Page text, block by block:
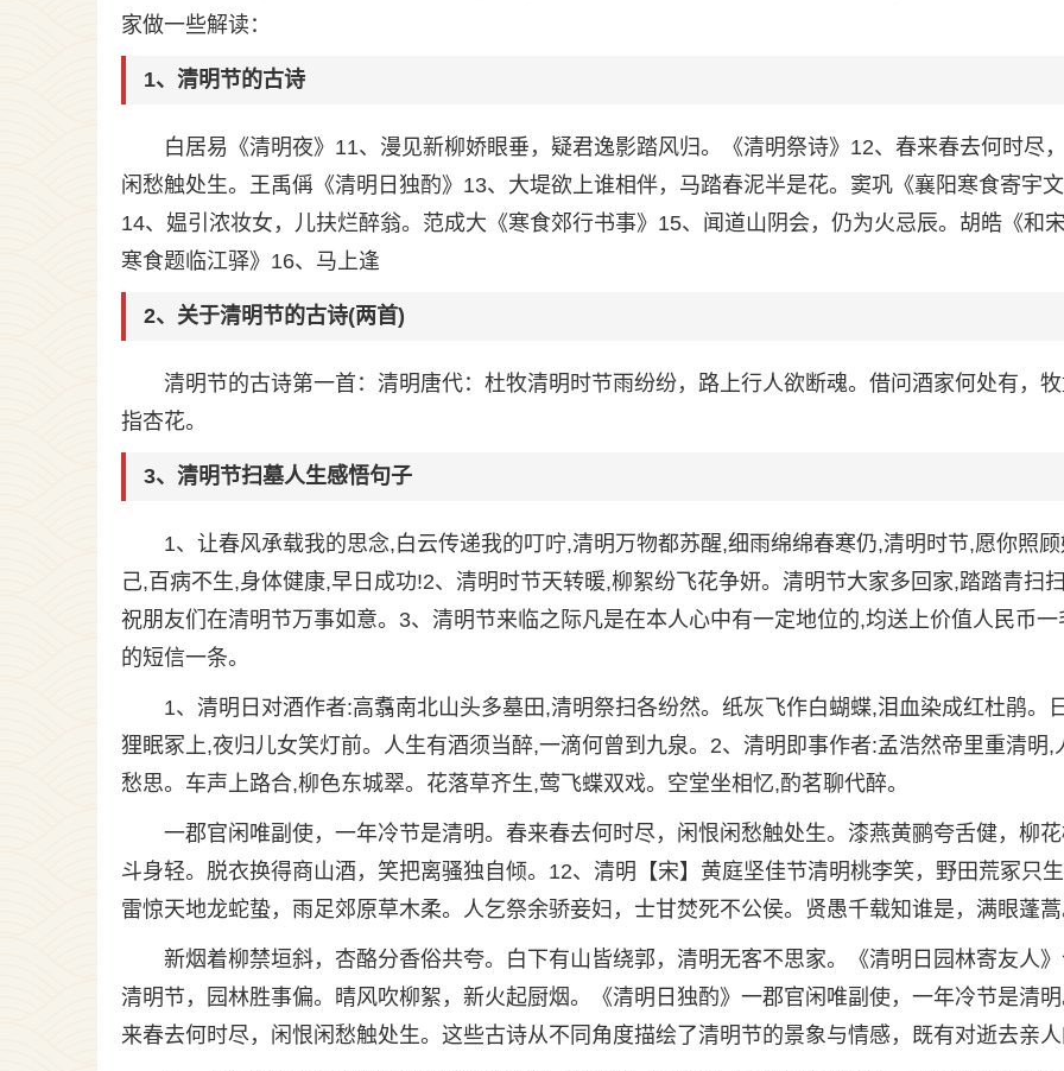
家做一些解读：
1、清明节的古诗
白居易《清明夜》11、漫见新柳娇眼垂，疑君逸影踏风归。《清明祭诗》12、春来春去何时尽
闲愁触处生。王禹偁《清明日独酌》13、大堤欲上谁相伴，马踏春泥半是花。窦巩《襄阳寒食寄宇
14、媪引浓妆女，儿扶烂醉翁。范成大《寒食郊行书事》15、闻道山阴会，仍为火忌辰。胡皓《和
寒食题临江驿》16、马上逢
2、关于清明节的古诗(两首)
清明节的古诗第一首：清明唐代：杜牧清明时节雨纷纷，路上行人欲断魂。借问酒家何处有，
指杏花。
3、清明节扫墓人生感悟句子
1、让春风承载我的思念,白云传递我的叮咛,清明万物都苏醒,细雨绵绵春寒仍,清明时节,愿你照
己,百病不生,身体健康,早日成功!2、清明时节天转暖,柳絮纷飞花争妍。清明节大家多回家,踏踏青扫
祝朋友们在清明节万事如意。3、清明节来临之际凡是在本人心中有一定地位的,均送上价值人民币一
的短信一条。
1、清明日对酒作者:高翥南北山头多墓田,清明祭扫各纷然。纸灰飞作白蝴蝶,泪血染成红杜鹃。
狸眠冢上,夜归儿女笑灯前。人生有酒须当醉,一滴何曾到九泉。2、清明即事作者:孟浩然帝里重清明,
愁思。车声上路合,柳色东城翠。花落草齐生,莺飞蝶双戏。空堂坐相忆,酌茗聊代醉。
一郡官闲唯副使，一年冷节是清明。春来春去何时尽，闲恨闲愁触处生。漆燕黄鹂夸舌健，柳
斗身轻。脱衣换得商山酒，笑把离骚独自倾。12、清明【宋】黄庭坚佳节清明桃李笑，野田荒冢只
雷惊天地龙蛇蛰，雨足郊原草木柔。人乞祭余骄妾妇，士甘焚死不公侯。贤愚千载知谁是，满眼蓬
新烟着柳禁垣斜，杏酪分香俗共夸。白下有山皆绕郭，清明无客不思家。《清明日园林寄友人
清明节，园林胜事偏。晴风吹柳絮，新火起厨烟。《清明日独酌》一郡官闲唯副使，一年冷节是清
来春去何时尽，闲恨闲愁触处生。这些古诗从不同角度描绘了清明节的景象与情感，既有对逝去亲